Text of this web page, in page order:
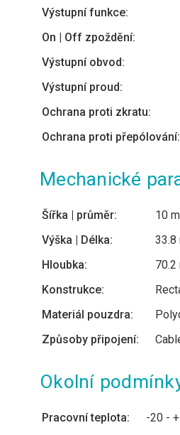
Výstupní funkce:
On | Off zpoždění:
Výstupní obvod:
Výstupní proud:
Ochrana proti zkratu:
Ochrana proti přepólování:
Mechanické
Šířka | průměr:
10
Výška | Délka:
33.8
Hloubka:
70.2
Konstrukce:
Materiál pouzdra:
Způsoby připojení:
Okolní
Pracovní teplota:
-20 -